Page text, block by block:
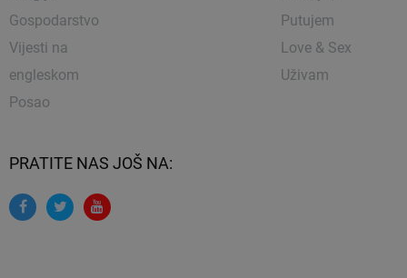
Gospodarstvo
Vijesti na
engleskom
Posao
Putujem
Love & Sex
Uživam
PRATITE NAS JOŠ NA: